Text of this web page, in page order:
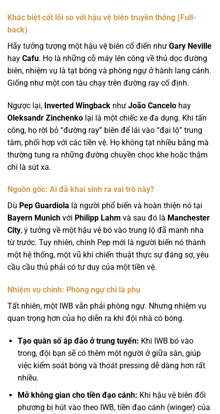
Khác biệt cốt lõi so với hậu vệ biên truyền thống (Full-
back)
Hãy tưởng tượng một hậu vệ biên cổ điển như Gary Neville
hay Cafu. Họ là những cỗ máy lên công về thủ dọc đường
biên, nhiệm vụ là tạt bóng và phòng ngự ở hành lang cánh.
Giống như một con tàu chạy trên đường ray cố định.
Ngược lại, Inverted Wingback như João Cancelo hay
Oleksandr Zinchenko lại là một chiếc xe đa dụng. Khi tấn
công, họ rời bỏ “đường ray” biên để lái vào “đại lộ” trung
tâm, phối hợp với các tiền vệ. Họ không tạt nhiều bằng mà
thường tung ra những đường chuyền chọc khe hoặc thậm
chí là sút xa.
Nguồn gốc: Ai đã khai sinh ra vai trò này?
Dù Pep Guardiola là người phổ biến và hoàn thiện nó tại
Bayern Munich với Philipp Lahm và sau đó là Manchester
City, ý tưởng về một hậu vệ bó vào trung lộ đã manh nha
từ trước. Tuy nhiên, chính Pep mới là người biến nó thành
một hệ thống, một vũ khí chiến thuật thực sự đáng sợ, yêu
cầu cầu thủ phải có tư duy của một tiền vệ.
Nhiệm vụ chính: Phòng ngự chỉ là phụ
Tất nhiên, một IWB vẫn phải phòng ngự. Nhưng nhiệm vụ
quan trọng hơn của họ diễn ra khi đội nhà có bóng.
Tạo quân số áp đảo ở trung tuyến: Khi IWB bó vào
trong, đội bạn sẽ có thêm một người ở giữa sân, giúp
việc kiểm soát bóng và thoát pressing dễ dàng hơn rất
nhiều.
Mở không gian cho tiền đạo cánh: Khi hậu vệ biên đối
phương bị hút vào theo IWB, tiền đạo cánh (winger) của